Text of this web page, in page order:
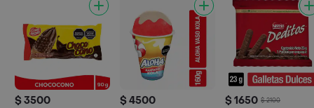
$ 3500 $ 4500 $ 1650 $ 2100